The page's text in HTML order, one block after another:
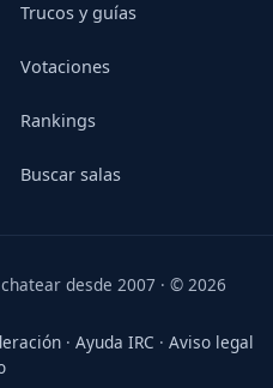
Trucos y guías
Votaciones
Rankings
Buscar salas
desde 2007 · © 2026
· Ayuda IRC · Aviso legal